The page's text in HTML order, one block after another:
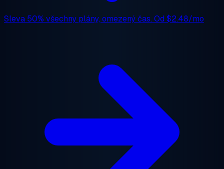
Sleva 50% všechny plány, omezený čas. Od $2.48/mo